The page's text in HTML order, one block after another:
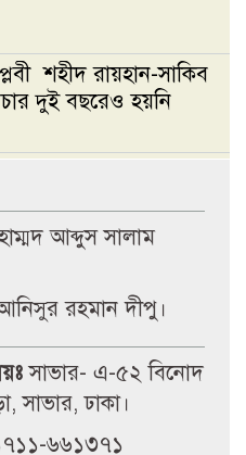
শহীদ রায়হান-সাকিব
দুই বছরেও হয়নি
সংঘর্ষে
দায়ী করে ছাত্রদলের
গণঅভ্যুত্থান দিবস
ফাউন্ডেশনের
আব্দুস সালাম
রহমান দীপু।
সাভার- এ-৫২ বিনোদ
সাভার, ঢাকা।
৬৬১৩৭১